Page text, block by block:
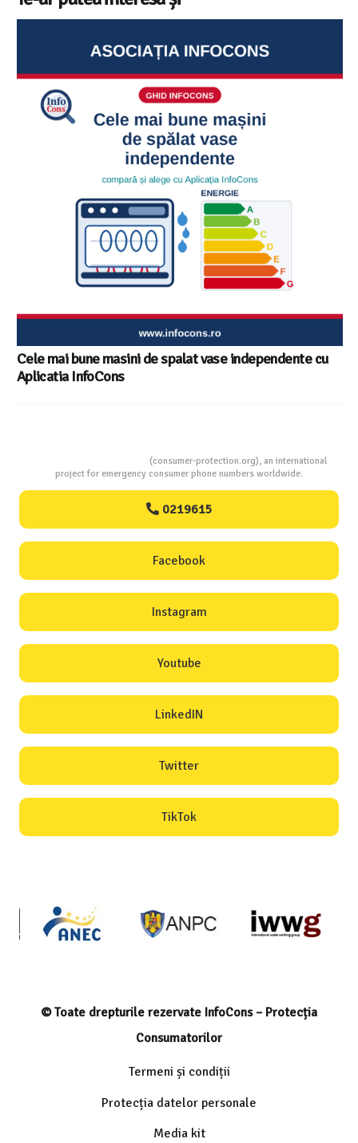
Cele mai bune masini de spalat vase independente cu
Aplicatia InfoCons
(consumer-protection.org), an international
project for emergency consumer phone numbers worldwide.
0219615
Facebook
Instagram
Youtube
LinkedIN
Twitter
TikTok
© Toate drepturile rezervate InfoCons – Protecția
Consumatorilor
Termeni și condiții
Protecția datelor personale
Media kit